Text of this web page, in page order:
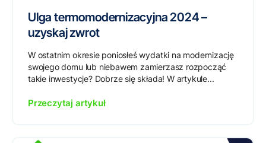
Ulga termomodernizacyjna 2024 –
uzyskaj zwrot
W ostatnim okresie poniosłeś wydatki na modernizację
swojego domu lub niebawem zamierzasz rozpocząć
takie inwestycje? Dobrze się składa! W artykule...
Przeczytaj artykuł